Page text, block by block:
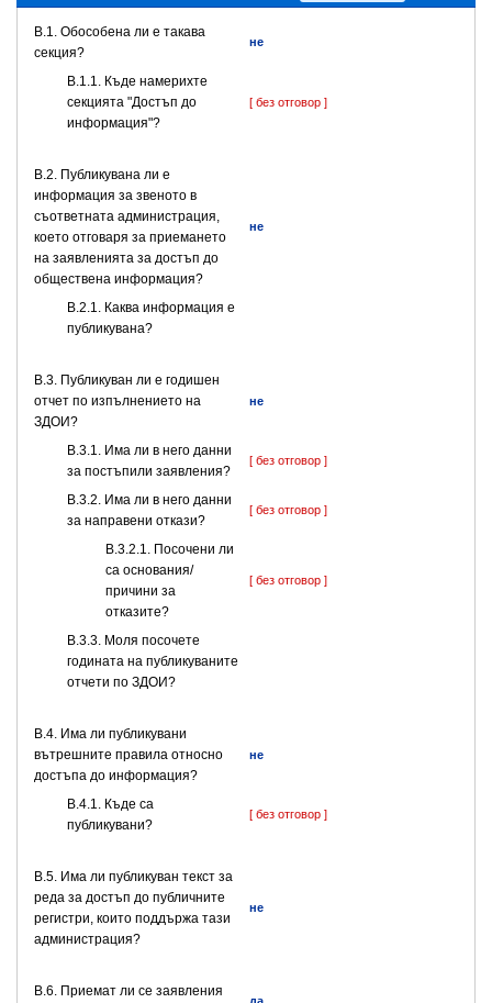
В.1. Обособена ли е такава
секция?
не
В.1.1. Къде намерихте
секцията "Достъп до
информация"?
[ без отговор ]
В.2. Публикувана ли е
информация за звеното в
съответната администрация,
което отговаря за приемането
на заявленията за достъп до
обществена информация?
не
B.2.1. Каква информация е
публикувана?
В.3. Публикуван ли е годишен
отчет по изпълнението на
ЗДОИ?
не
В.3.1. Има ли в него данни
за постъпили заявления?
[ без отговор ]
В.3.2. Има ли в него данни
за направени откази?
[ без отговор ]
В.3.2.1. Посочени ли
са основания/
причини за
отказите?
[ без отговор ]
В.3.3. Моля посочете
годината на публикуваните
отчети по ЗДОИ?
В.4. Има ли публикувани
вътрешните правила относно
достъпа до информация?
не
В.4.1. Къде са
публикувани?
[ без отговор ]
В.5. Има ли публикуван текст за
реда за достъп до публичните
регистри, които поддържа тази
администрация?
не
В.6. Приемат ли се заявления